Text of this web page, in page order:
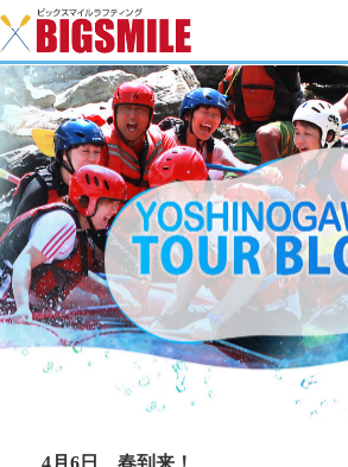
4月6日 春到来！